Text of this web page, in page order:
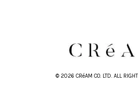
© 2026 CRéAM CO. LTD. ALL